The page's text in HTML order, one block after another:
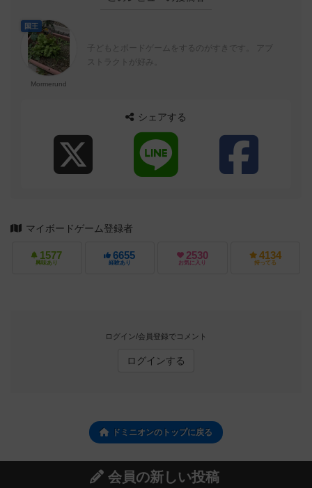
国王
Mormerund
子どもとボードゲームをするのがすきです。 アブ
ストラクトが好み。
シェアする
マイボードゲーム登録者
1577
興味あり
6655
経験あり
2530
お気に入り
4134
持ってる
ログイン/会員登録でコメント
ログインする
ドミニオンのトップに戻る
会員の新しい投稿